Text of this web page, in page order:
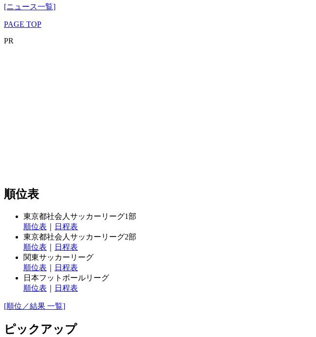
[ニュース一覧]
PAGE TOP
PR
順位表
東京都社会人サッカーリーグ1部
順位表
日程表
東京都社会人サッカーリーグ2部
順位表
日程表
関東サッカーリーグ
順位表
日程表
日本フットボールリーグ
順位表
日程表
[順位／結果 一覧]
ピックアップ